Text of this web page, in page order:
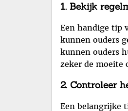
1. Bekijk
Een handige tip
kunnen ouders
kunnen ouders
zeker de moeite
2. Controleer
Een belangrijke